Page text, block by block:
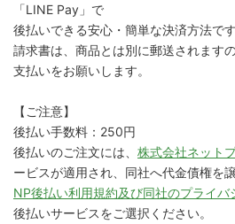
「LINE Pay」で
後払いできる安心・簡単な決済方法です
請求書は、商品とは別に郵送されます
支払いをお願いします。
【ご注意】
後払い手数料：250円
後払いのご注文には、 株式会社ネット
ービスが適用され、同社へ代金債権を譲
NP後払い利用規約及び同社のプライバ
後払いサービスをご選択ください。